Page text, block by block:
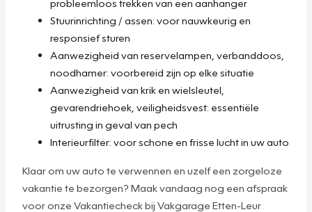
probleemloos trekken van een aanhanger
Stuurinrichting / assen: voor nauwkeurig en
responsief sturen
Aanwezigheid van reservelampen, verbanddoos,
noodhamer: voorbereid zijn op elke situatie
Aanwezigheid van krik en wielsleutel,
gevarendriehoek, veiligheidsvest: essentiële
uitrusting in geval van pech
Interieurfilter: voor schone en frisse lucht in uw auto
Klaar om uw auto te verwennen en uzelf een zorgeloze
vakantie te bezorgen? Maak vandaag nog een afspraak
voor onze Vakantiecheck bij Vakgarage Etten-Leur